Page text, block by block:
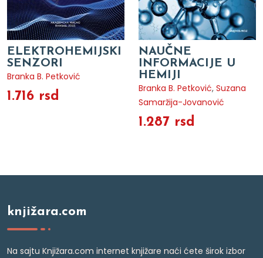
ELEKTROHEMIJSKI
SENZORI
Branka B. Petković
1.716 rsd
NAUČNE
INFORMACIJE U
HEMIJI
Branka B. Petković, Suzana
Samaržija-Jovanović
1.287 rsd
knjižara.com
Na sajtu Knjižara.com internet knjižare naći ćete širok izbor